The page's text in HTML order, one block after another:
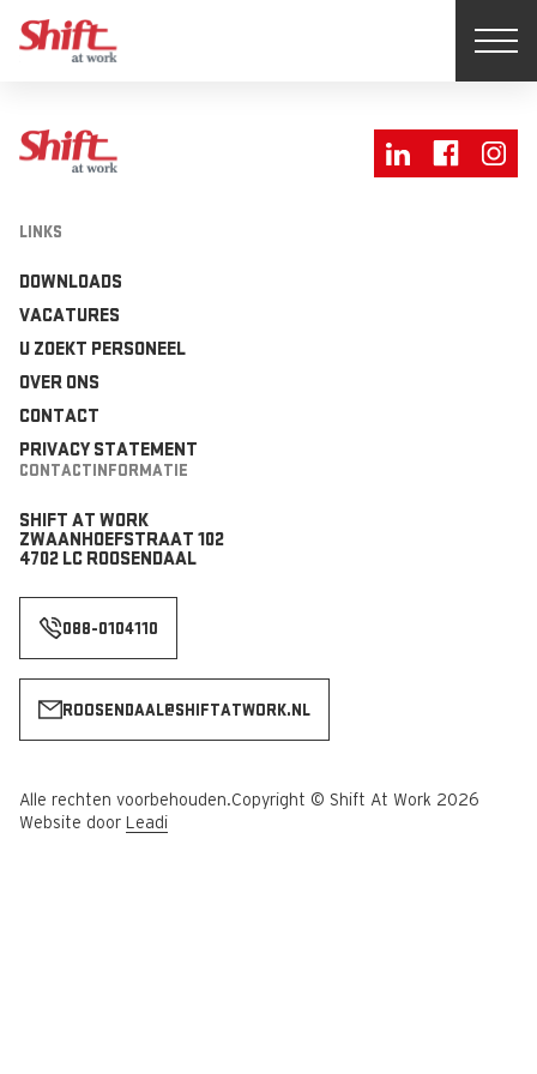
LINKS
DOWNLOADS
VACATURES
U ZOEKT PERSONEEL
OVER ONS
CONTACT
PRIVACY STATEMENT
CONTACTINFORMATIE
SHIFT AT WORK
ZWAANHOEFSTRAAT 102
4702 LC ROOSENDAAL
088-0104110
ROOSENDAAL@SHIFTATWORK.NL
Alle rechten voorbehouden.Copyright © Shift At Work 2026
Website door Leadi